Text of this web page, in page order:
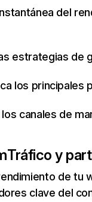
del
estrategias de
los principales
los canales de
Tráfico y
de tu
clave del